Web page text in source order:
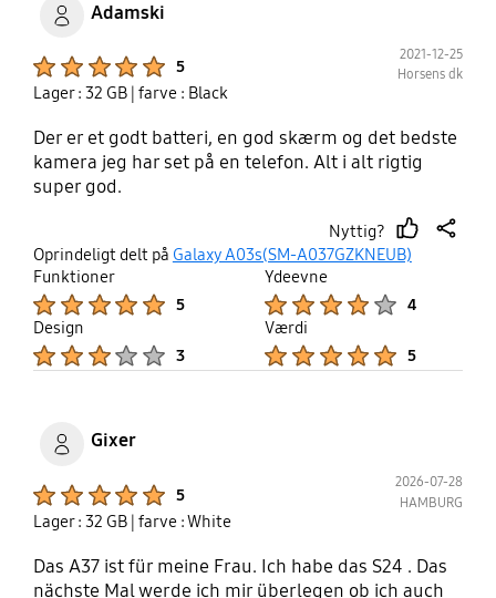
Adamski
5
2021-12-25
Horsens dk
Lager : 32 GB | farve : Black
Der er et godt batteri, en god skærm og det bedste
kamera jeg har set på en telefon. Alt i alt rigtig
super god.
Nyttig?
thumb
Oprindeligt delt på Galaxy A03s(SM-A037GZKNEUB)
Funktioner
5
Ydeevne
4
Design
3
Værdi
5
Gixer
5
2026-07-28
HAMBURG
Lager : 32 GB | farve : White
Das A37 ist für meine Frau. Ich habe das S24 . Das
nächste Mal werde ich mir überlegen ob ich auch